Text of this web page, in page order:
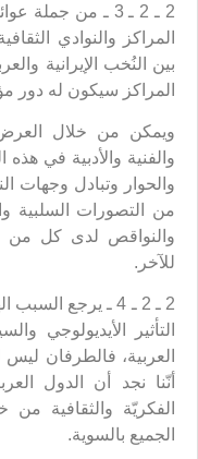
2 ـ 2 ـ 3 ـ من
المراكز والنوادي
بين النُخب الإيرانية
المراكز سيكون له دور
ويمكن من خلال العرض
والفنية والأدبية في
والحوار وتبادل
من التصورات السلبية
والنواقص لدى كل من
للآخر.
2 ـ 2 ـ 4 ـ يرجع
التأثير الأيديولوجي
العربية، فالطرفان
أنّنا نجد أن الدول
الفكريّة والثقافية
الجميع بالسوية.